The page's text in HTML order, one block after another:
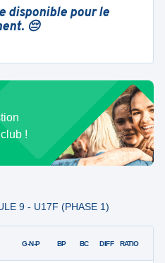
disponible pour le
😔
!
9 - U17F (PHASE 1)
G-N-P BP BC DIFF RATIO